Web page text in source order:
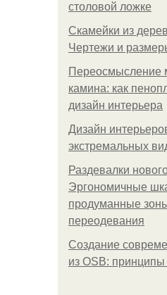
столовой ложке
Скамейки из
Чертежи и
Переосмысление
камина: как
дизайн интерьера
Дизайн
экстремальных
Раздевалки
Эргономичные
продуманные
переодевания
Создание
из OSB: